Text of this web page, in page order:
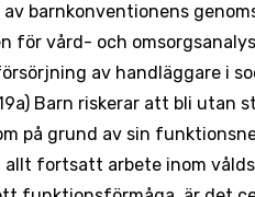
barnkonventionens
för vård- och
av handläggare i
Barn riskerar att bli utan
på grund av sin
fortsatt arbete inom